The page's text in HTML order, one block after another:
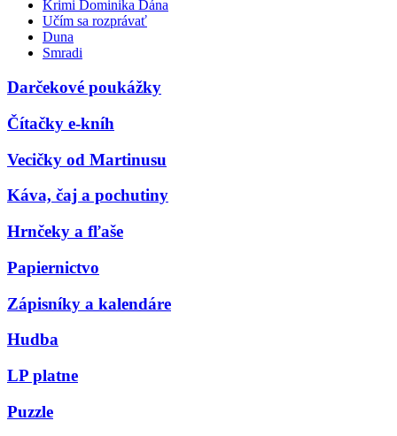
Krimi Dominika Dána
Učím sa rozprávať
Duna
Smradi
Darčekové poukážky
Čítačky e-kníh
Vecičky od Martinusu
Káva, čaj a pochutiny
Hrnčeky a fľaše
Papiernictvo
Zápisníky a kalendáre
Hudba
LP platne
Puzzle